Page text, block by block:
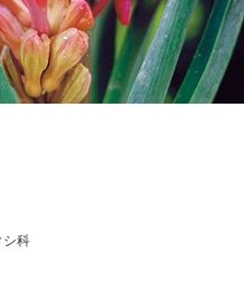
シ科